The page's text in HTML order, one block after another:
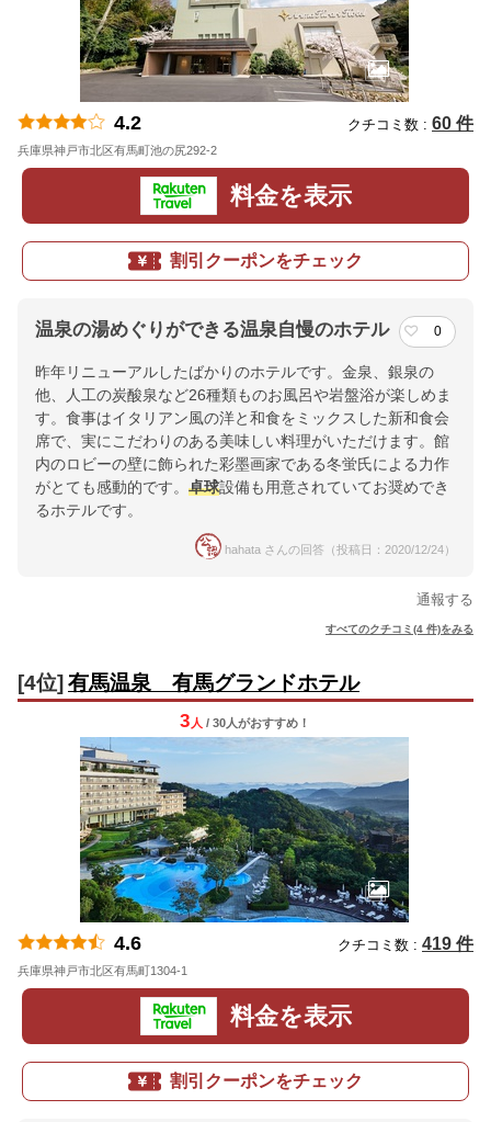
4.2 クチコミ数 : 60 件
兵庫県神戸市北区有馬町池の尻292-2
料金を表示
割引クーポンをチェック
温泉の湯めぐりができる温泉自慢のホテル 0
昨年リニューアルしたばかりのホテルです。金泉、銀泉の
他、人工の炭酸泉など26種類ものお風呂や岩盤浴が楽しめま
す。食事はイタリアン風の洋と和食をミックスした新和食会
席で、実にこだわりのある美味しい料理がいただけます。館
内のロビーの壁に飾られた彩墨画家である冬蛍氏による力作
がとても感動的です。 卓球設備も用意されていてお奨めでき
るホテルです。
hahata さんの回答（投稿日：2020/12/24）
通報する
すべてのクチコミ(4 件)をみる
[4位] 有馬温泉 有馬グランドホテル
3 人 / 30人がおすすめ！
4.6 クチコミ数 : 419 件
兵庫県神戸市北区有馬町1304-1
料金を表示
割引クーポンをチェック